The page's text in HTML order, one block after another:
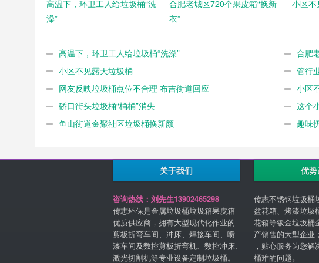
高温下，环卫工人给垃圾桶“洗
澡”
合肥老城区720个果皮箱“换新
衣”
小区不
高温下，环卫工人给垃圾桶“洗澡”
合肥
小区不见露天垃圾桶
管行
网友反映垃圾桶点位不合理 布吉街道回应
小区
硚口街头垃圾桶“桶桶”消失
这个
鱼山街道金聚社区垃圾桶换新颜
趣味
关于我们
咨询热线：刘先生13902465298
传志环保是金属垃圾桶垃圾箱果皮箱
优质供应商，拥有大型现代化作业的
剪板折弯车间、冲床、焊接车间、喷
漆车间及数控剪板折弯机、数控冲床、
激光切割机等专业设备定制垃圾桶。
优
传志不锈钢垃圾桶
盆花箱、烤漆垃圾
花箱等钣金垃圾桶
产销售的大型企业
，贴心服务为您
桶难的问题。